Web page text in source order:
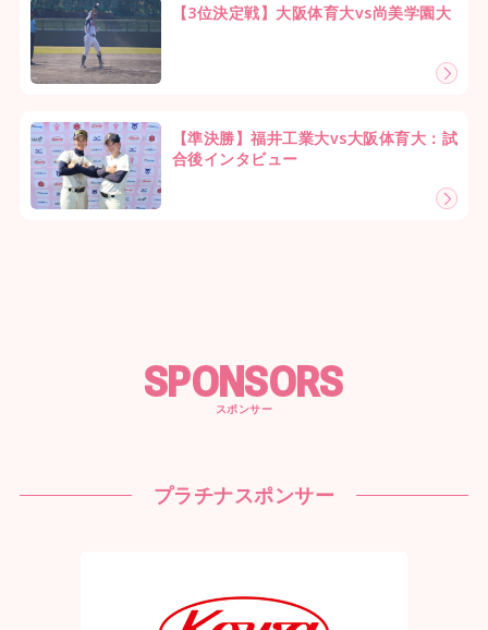
【3位決定戦】大阪体育大vs尚美学園大
【準決勝】福井工業大vs大阪体育大：試
合後インタビュー
SPONSORS
スポンサー
プラチナスポンサー